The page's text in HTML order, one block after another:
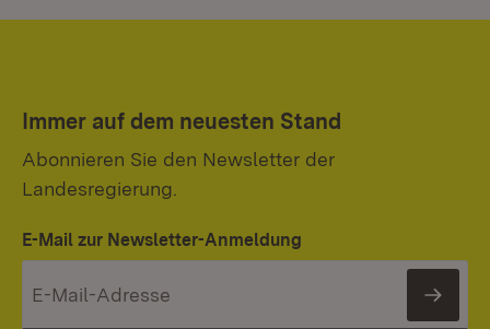
Immer auf dem neuesten Stand
Abonnieren Sie den Newsletter der
Landesregierung.
E-Mail zur Newsletter-Anmeldung